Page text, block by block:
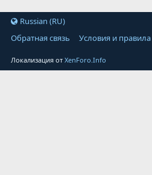
Russian (RU)
Обратная связь
Условия и правила
Локализация отXenForo.Info